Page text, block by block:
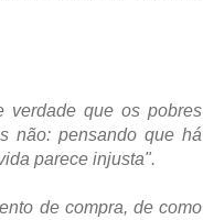
verdade que os pobres
não: pensando que há
parece injusta".
de compra, de como